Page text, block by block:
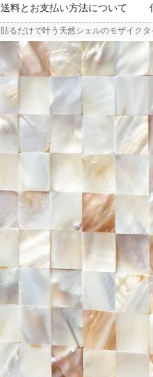
送料とお支払い方法について
貼るだけで叶う天然シェルのモザイク